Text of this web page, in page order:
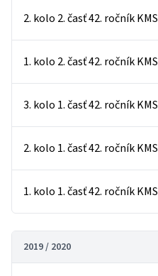
2. kolo 2. časť 42. ročník KMS
1. kolo 2. časť 42. ročník KMS
3. kolo 1. časť 42. ročník KMS
2. kolo 1. časť 42. ročník KMS
1. kolo 1. časť 42. ročník KMS
2019 / 2020